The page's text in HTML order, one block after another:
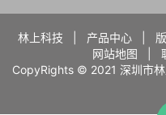
林上科技 产品中心|
网站地图
CopyRights © 2021 深圳市